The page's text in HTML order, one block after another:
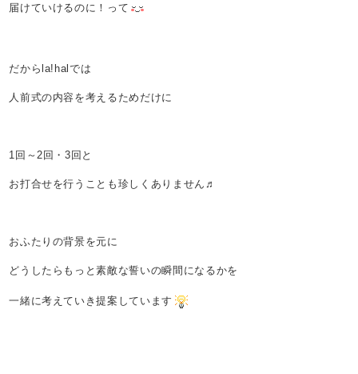
届けていけるのに！って
だからla!halでは
人前式の内容を考えるためだけに
1回～2回・3回と
お打合せを行うことも珍しくありません♬
おふたりの背景を元に
どうしたらもっと素敵な誓いの瞬間になるかを
一緒に考えていき提案しています